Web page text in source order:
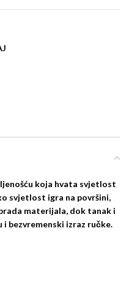
koja hvata svjetlost
svjetlost igra na površini,
materijala, dok tanak i
bezvremenski izraz ručke.